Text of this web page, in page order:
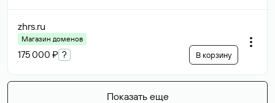
zhrs.ru
Магазин доменов
175 000 ₽ ? В корзину
Показать еще